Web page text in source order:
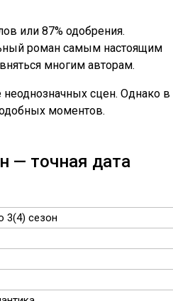
или 87% одобрения.
роман самым настоящим
многим авторам.
сцен. Однако в
моментов.
— точная дата
3(4) сезон